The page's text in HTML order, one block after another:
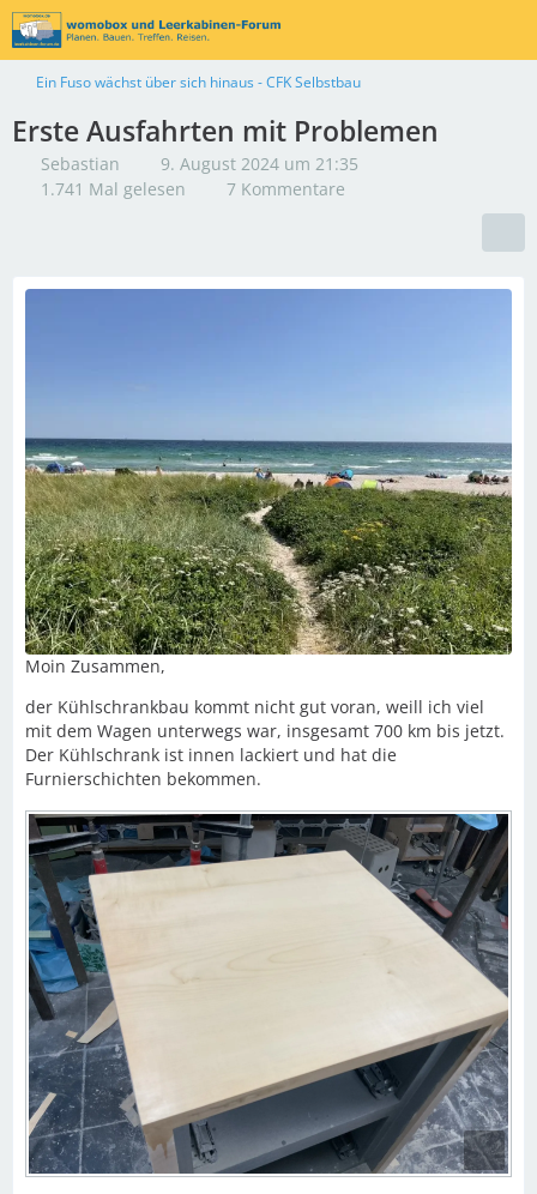
Ein Fuso wächst über sich hinaus - CFK Selbstbau
Erste Ausfahrten mit Problemen
Sebastian
9. August 2024 um 21:35
1.741 Mal gelesen
7 Kommentare
Moin Zusammen,
der Kühlschrankbau kommt nicht gut voran, weill ich viel
mit dem Wagen unterwegs war, insgesamt 700 km bis jetzt.
Der Kühlschrank ist innen lackiert und hat die
Furnierschichten bekommen.